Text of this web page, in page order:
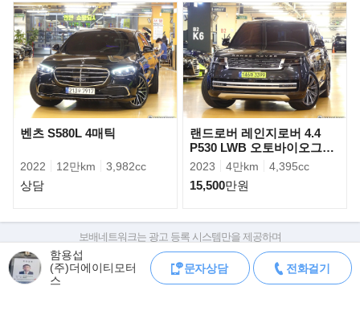
됐다. S600에는 최고출력 530마력, 최대토크 84.7kg.m의 성능을
발휘하는 6.0리터 V12 트윈터보 엔진이 장착
됐다. 메르세데스-마이바흐 S클래스는 메르세데스-벤츠 S클래스 롱
벤츠 S580L 4매틱
2022 12만km 3,982cc
상담
랜드로버 레인지로버 4.4
P530 LWB 오토바이오그래
피
2023 4만km 4,395cc
15,500만원
함용섭
(주)더에이티모터
스
문자상담 전화걸기
보배네트워크는 광고 등록 시스템만을 제공하며
판매자가 직접 등록한 내용에 대한 모든 책임은 판매자에게 있습니다.
차량 구매 시 차량등록증, 성능점검기록부, 실제 차량 상태,
차대번호 조회로 직접 정보를 확인하세요.